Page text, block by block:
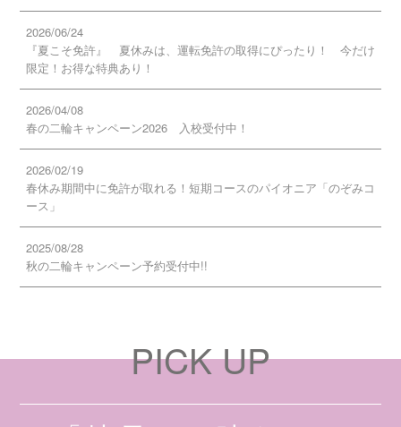
2026/06/24
『夏こそ免許』 夏休みは、運転免許の取得にぴったり！ 今だけ
限定！お得な特典あり！
2026/04/08
春の二輪キャンペーン2026 入校受付中！
2026/02/19
春休み期間中に免許が取れる！短期コースのパイオニア「のぞみコ
ース」
2025/08/28
秋の二輪キャンペーン予約受付中!!
PICK UP